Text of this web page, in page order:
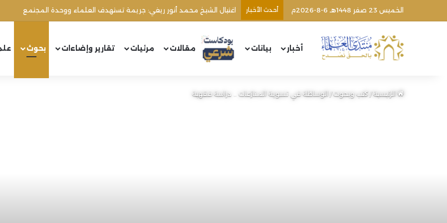
الخميس 23 صفر 1448هـ 6-8-2026م أحدث الأخبار اغتيال الشيخ محمد أنور ريغي: جريمة تستهدف العلماء ووحدة المجتمع
أخبار بيانات مقالات مرئيات تقارير وإضاءات بحوث
الرئيسية/كتب وبحوث/الوساطة في تسوية المنازعات .. دراسة فقهية